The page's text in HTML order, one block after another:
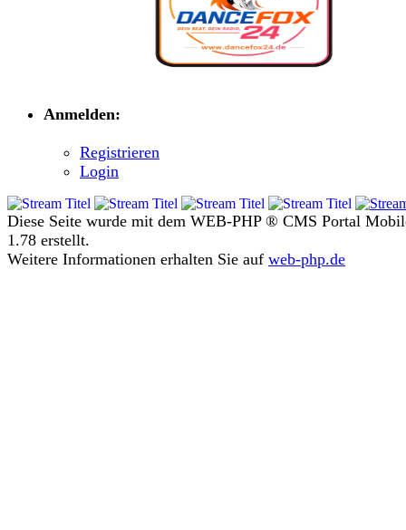
Anmelden:
Registrieren
Login
Diese Seite wurde mit dem WEB-PHP ® CMS Portal
1.78 erstellt.
Weitere Informationen erhalten Sie auf web-php.de